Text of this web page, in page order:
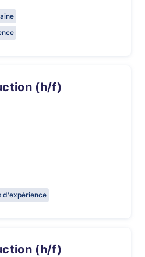
(h/f)
d'expérience
(h/f)